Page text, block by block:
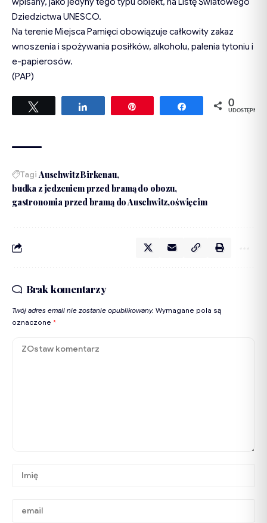
Dziedzictwa UNESCO.
Na terenie Miejsca Pamięci obowiązuje całkowity zakaz
wnoszenia i spożywania posiłków, alkoholu, palenia tytoniu i
e-papierosów.
(PAP)
Udostępnij Udostępnij
0
UDOSTĘPNIEŃ
Tagi Auschwitz Birkenau
budka z jedzeniem przed bramą do obozu
gastronomia przed bramą do Auschwitz oświęcim
Brak komentarzy
Twój adres email nie zostanie opublikowany. Wymagane pola są
oznaczone *